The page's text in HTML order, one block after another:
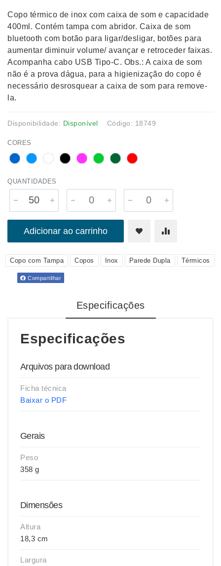
Copo térmico de inox com caixa de som e capacidade
400ml. Contém tampa com abridor. Caixa de som
bluetooth com botão para ligar/desligar, botões para
aumentar diminuir volume/ avançar e retroceder faixas.
Acompanha cabo USB Tipo-C. Obs.: A caixa de som
não é a prova dágua, para a higienização do copo é
necessário desrosquear a caixa de som para remove-
la.
Disponibilidade: Disponível Código: 18749
CORES
QUANTIDADES
Adicionar ao carrinho
Copo com Tampa Copos Inox Parede Dupla Térmicos
Compartilhar
Especificações
Especificações
Arquivos para download
Ficha técnica
Baixar o PDF
Gerais
Peso
358 g
Dimensões
Altura
18,3 cm
Largura